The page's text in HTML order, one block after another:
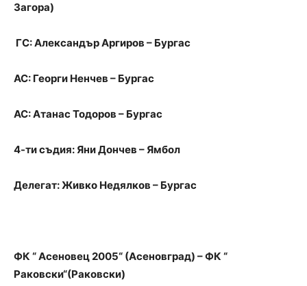
Загора)
ГС: Александър Аргиров – Бургас
АС: Георги Ненчев – Бургас
АС: Атанас Тодоров – Бургас
4-ти съдия: Яни Дончев – Ямбол
Делегат: Живко Недялков – Бургас
ФК “ Асеновец 2005“ (Асеновград) – ФК “
Раковски“(Раковски)